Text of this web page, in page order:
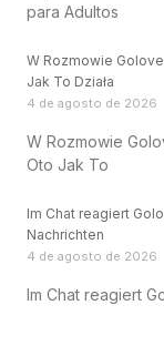
para Adultos
W Rozmowie
Jak To Działa
4 de agosto de 2026
W Rozmowie
Oto Jak To
Im Chat reagiert
Nachrichten
4 de agosto de 2026
Im Chat reagiert